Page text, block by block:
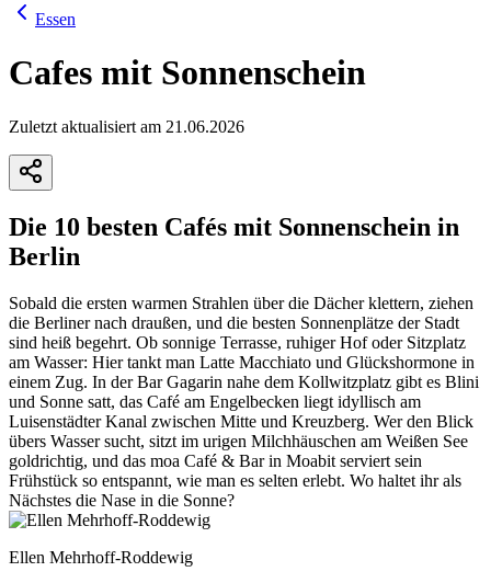
Essen
Cafes mit Sonnenschein
Zuletzt aktualisiert am 21.06.2026
Die 10 besten Cafés mit Sonnenschein in
Berlin
Sobald die ersten warmen Strahlen über die Dächer klettern, ziehen
die Berliner nach draußen, und die besten Sonnenplätze der Stadt
sind heiß begehrt. Ob sonnige Terrasse, ruhiger Hof oder Sitzplatz
am Wasser: Hier tankt man Latte Macchiato und Glückshormone in
einem Zug. In der Bar Gagarin nahe dem Kollwitzplatz gibt es Blini
und Sonne satt, das Café am Engelbecken liegt idyllisch am
Luisenstädter Kanal zwischen Mitte und Kreuzberg. Wer den Blick
übers Wasser sucht, sitzt im urigen Milchhäuschen am Weißen See
goldrichtig, und das moa Café & Bar in Moabit serviert sein
Frühstück so entspannt, wie man es selten erlebt. Wo haltet ihr als
Nächstes die Nase in die Sonne?
Ellen Mehrhoff-Roddewig